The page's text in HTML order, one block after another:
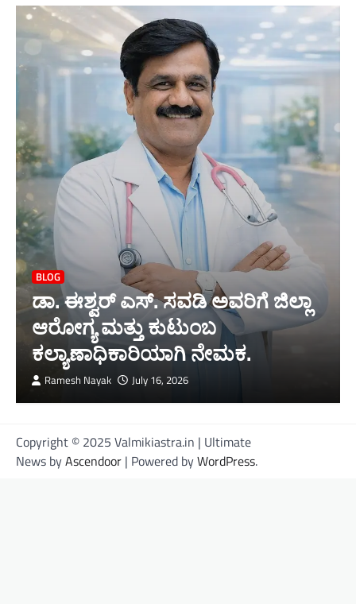
BLOG
ಡಾ. ಈಶ್ವರ್ ಎಸ್. ಸವಡಿ ಅವರಿಗೆ ಜಿಲ್ಲಾ
ಆರೋಗ್ಯ ಮತ್ತು ಕುಟುಂಬ
ಕಲ್ಯಾಣಾಧಿಕಾರಿಯಾಗಿ ನೇಮಕ.
Ramesh Nayak July 16, 2026
Copyright © 2025 Valmikiastra.in | Ultimate
News byAscendoor | Powered byWordPress.